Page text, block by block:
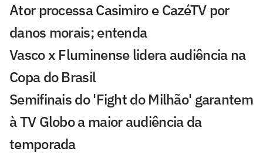
Ator processa Casimiro e CazéTV por
danos morais; entenda
Vasco x Fluminense lidera audiência na
Copa do Brasil
Semifinais do 'Fight do Milhão' garantem
à TV Globo a maior audiência da
temporada